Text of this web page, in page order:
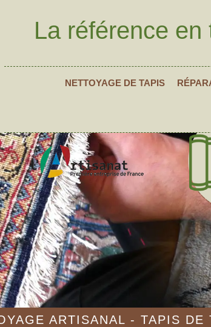
La référence en
NETTOYAGE DE TAPIS
ARTISANAL - TAPIS